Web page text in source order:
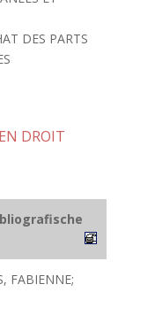
DES PARTS
DROIT
FABIENNE;